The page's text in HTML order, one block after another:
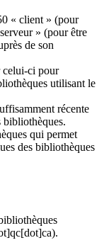
« client » (pour
» (pour être
de son
celui-ci pour
utilisant le
récente
bibliothèques.
qui permet
des bibliothèques
.